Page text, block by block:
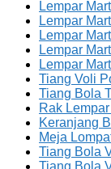
Lempar
Lempar
Lempar
Lempar
Lempar
Tiang Voli
Tiang Bola
Rak
Keranjang
Meja
Tiang Bola
Tiang Bola